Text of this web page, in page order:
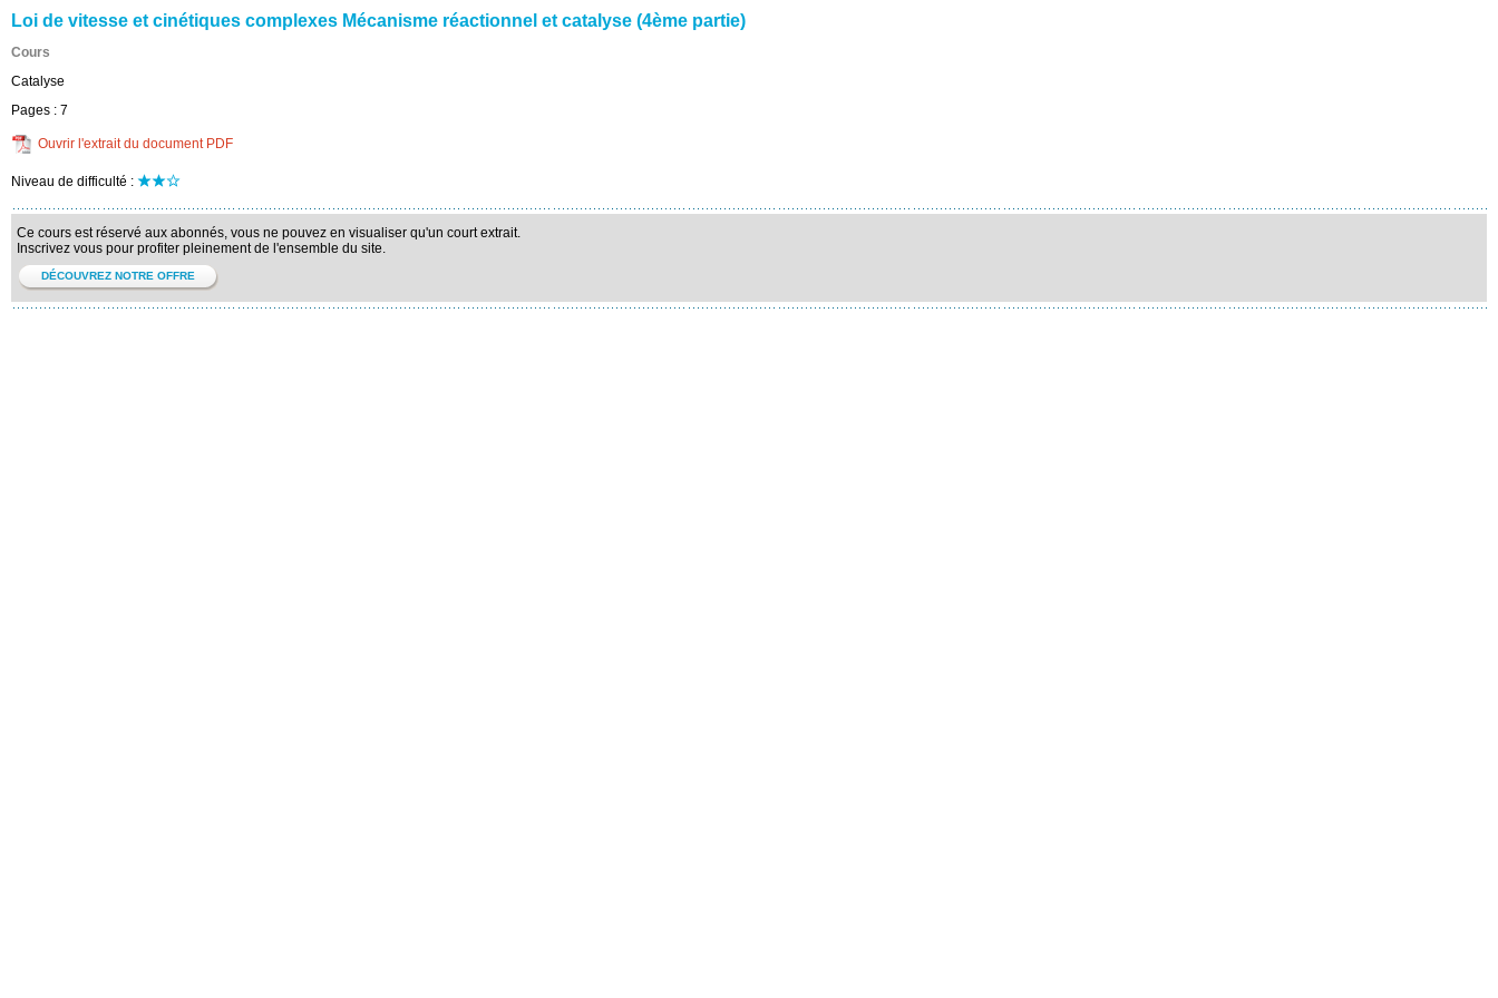
Loi de vitesse et cinétiques complexes Mécanisme réactionnel et catalyse (4ème partie)
Cours
Catalyse
Pages : 7
Ouvrir l'extrait du document PDF
Niveau de difficulté :
Ce cours est réservé aux abonnés, vous ne pouvez en visualiser qu'un court extrait.
Inscrivez vous pour profiter pleinement de l'ensemble du site.
DÉCOUVREZ NOTRE OFFRE